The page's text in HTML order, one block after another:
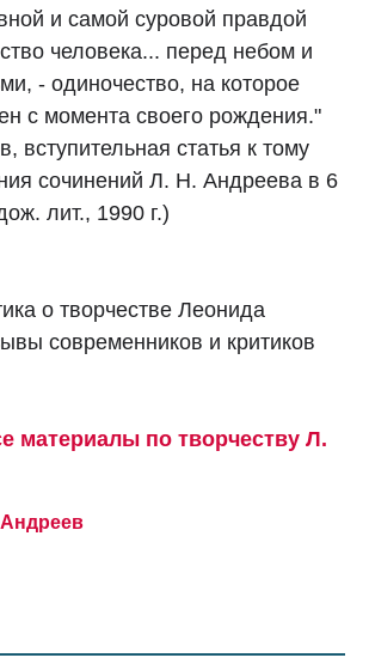
и самой суровой правдой
человека... перед небом и
- одиночество, на которое
с момента своего рождения."
вступительная статья к тому
сочинений Л. Н. Андреева в 6
лит., 1990 г.)
о творчестве Леонида
современников и критиков
материалы по творчеству Л.